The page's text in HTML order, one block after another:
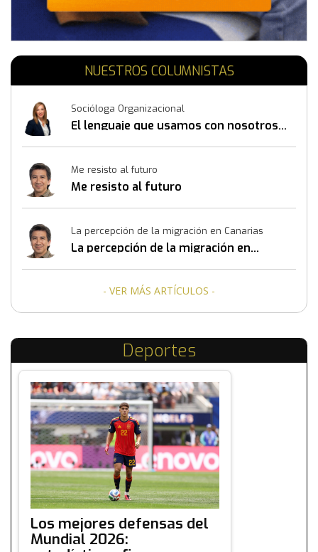
NUESTROS COLUMNISTAS
Socióloga Organizacional
El lenguaje que usamos con nosotros
Me resisto al futuro
Me resisto al futuro
La percepción de la migración en Canarias
La percepción de la migración en
- VER MÁS ARTÍCULOS -
Deportes
Los mejores defensas del
Mundial 2026: